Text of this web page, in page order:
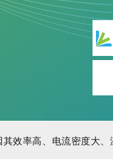
效率高、电流密度大